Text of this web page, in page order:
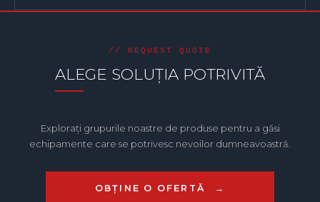
ALEGE SOLUȚIA POTRIVITĂ
Explorați grupurile noastre de produse pentru a găsi
echipamente care se potrivesc nevoilor dumneavoastră.
OBȚINE O OFERTĂ